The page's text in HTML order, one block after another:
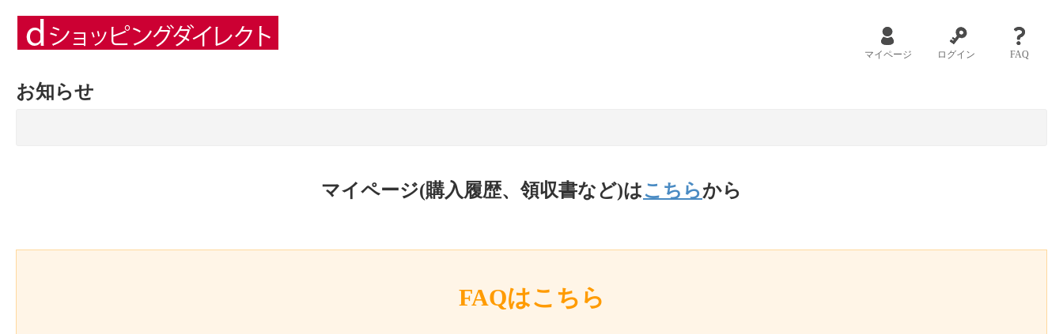
マイページ ログイン FAQ
お知らせ
マイページ(購入履歴、領収書など)はこちらから
FAQはこちら